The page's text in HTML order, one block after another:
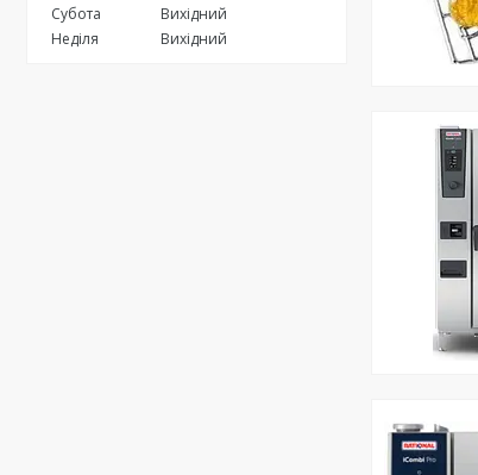
Субота
Вихідний
Неділя
Вихідний